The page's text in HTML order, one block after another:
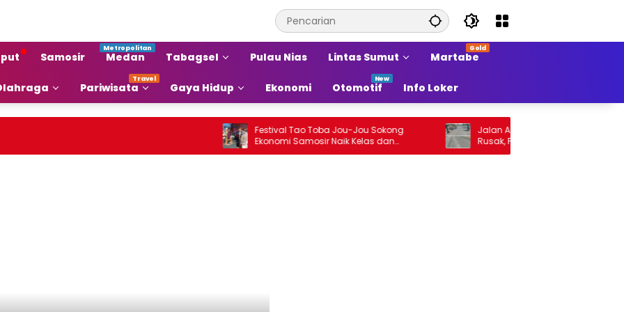
Samosir Medan Tabagsel Pulau Nias Lintas Sumut Martabe
Pariwisata Gaya Hidup Ekonomi Otomotif Info Loker
Festival Tao Toba Jou-Jou Sokong
Ekonomi Samosir Naik Kelas dan
Pariwisata Menjadi Sumber Pertumbuhan
Jalan Arteri Stabat–Pangkalan Brandan
Rusak, Pengendara Terancam Celaka